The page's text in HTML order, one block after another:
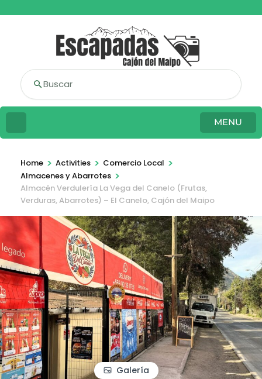
Buscar
MENU
Home > Activities > Comercio Local >
Almacenes y Abarrotes >
Almacén Verdulería La Vega del Canelo (Frutas,
Verduras, Abarrotes) – El Canelo, Cajón del Maipo
Galería